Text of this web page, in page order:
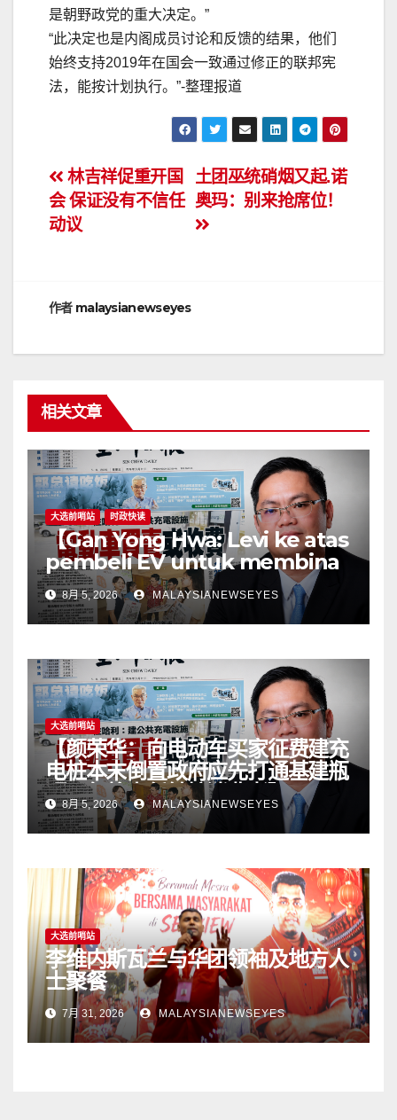
是朝野政党的重大决定。”
“此决定也是内阁成员讨论和反馈的结果，他们
始终支持2019年在国会一致通过修正的联邦宪
法，能按计划执行。”-整理报道
文
章
航
土团巫统硝烟又起.诺
奥玛：别来抢席位！
林吉祥促重开国
会 保证没有不信任
动议
作者 malaysianewseyes
相关文章
大选前哨站 时政快读
【Gan Yong Hwa: Levi ke atas
pembeli EV untuk membina
stesen pengecasan satu
langkah songsangKerajaan
perlu tangani kekangan
jangan pindahkan
tanggungjawab kepada
pengguna】
8月 5, 2026 MALAYSIANEWSEYES
大选前哨站
【颜荣华：向电动车买家征费建充
电桩本末倒置政府应先打通基建瓶
颈 勿将责任转嫁消费者】
8月 5, 2026 MALAYSIANEWSEYES
大选前哨站
李维内斯瓦兰与华团领袖及地方人
士聚餐
7月 31, 2026 MALAYSIANEWSEYES